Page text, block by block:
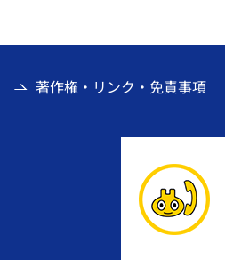
著作権・リンク・免責事項